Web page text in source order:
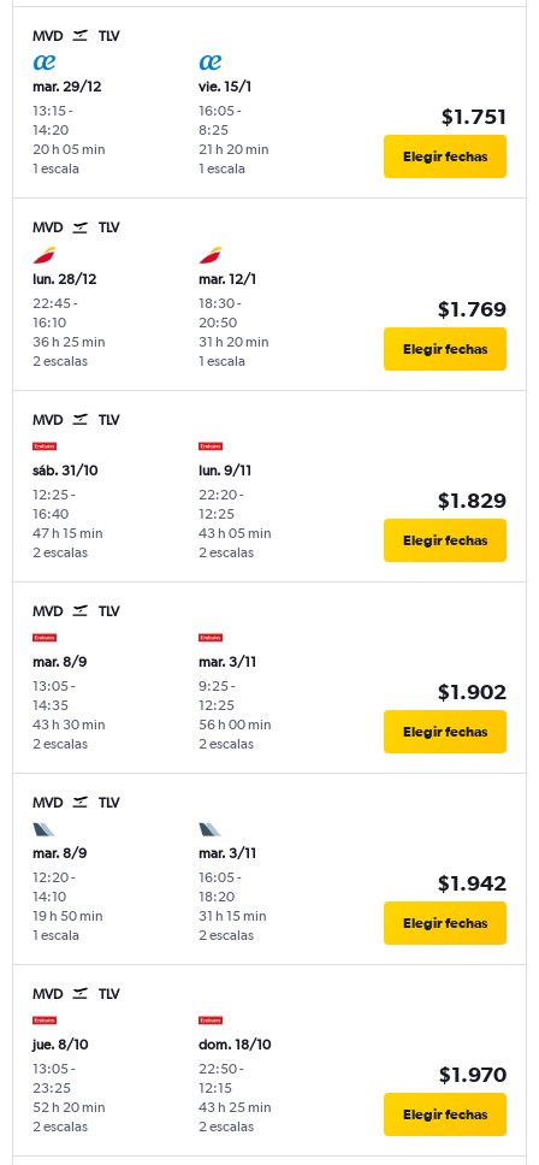
MVD TLV
mar. 29/12
13:15-
14:20
1 escala
20 h 05 min
vie. 15/1
16:05-
8:25
1 escala
21 h 20 min
$1.751
Elegir fechas
MVD TLV
lun. 28/12
22:45-
16:10
2 escalas
36 h 25 min
mar. 12/1
18:30-
20:50
1 escala
31 h 20 min
$1.769
Elegir fechas
MVD TLV
sáb. 31/10
12:25-
16:40
2 escalas
47 h 15 min
lun. 9/11
22:20-
12:25
2 escalas
43 h 05 min
$1.829
Elegir fechas
MVD TLV
mar. 8/9
13:05-
14:35
2 escalas
43 h 30 min
mar. 3/11
9:25-
12:25
2 escalas
56 h 00 min
$1.902
Elegir fechas
MVD TLV
mar. 8/9
12:20-
14:10
1 escala
19 h 50 min
mar. 3/11
16:05-
18:20
2 escalas
31 h 15 min
$1.942
Elegir fechas
MVD TLV
jue. 8/10
13:05-
23:25
2 escalas
52 h 20 min
dom. 18/10
22:50-
12:15
2 escalas
43 h 25 min
$1.970
Elegir fechas